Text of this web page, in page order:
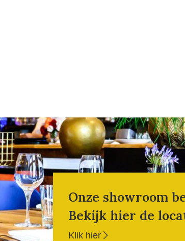
Onze showroom
Bekijk hier de
Klik hier